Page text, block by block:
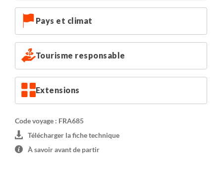
Pays et climat
Tourisme responsable
Extensions
Code voyage : FRA685
Télécharger la fiche technique
À savoir avant de partir